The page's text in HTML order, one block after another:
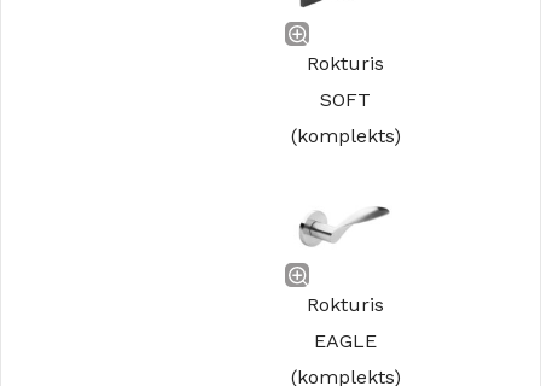
Rokturis
SOFT
(komplekts)
Rokturis
EAGLE
(komplekts)